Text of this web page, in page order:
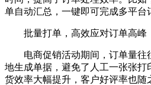
单自动汇总，一键即可完成多平台
批量打单，高效应对订单高峰
电商促销活动期间，订单量往往
地生成单据，避免了人工一张张
货效率大幅提升，客户好评率也随